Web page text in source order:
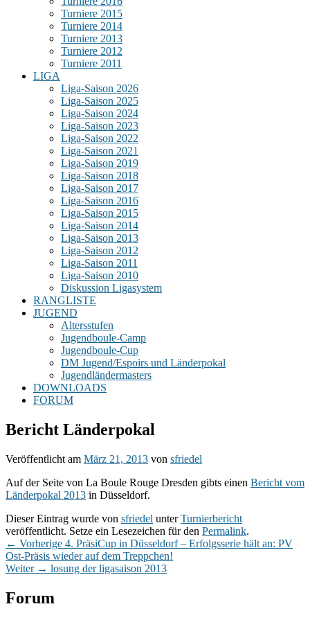
Turniere 2015
Turniere 2014
Turniere 2013
Turniere 2012
Turniere 2011
LIGA
Liga-Saison 2026
Liga-Saison 2025
Liga-Saison 2024
Liga-Saison 2023
Liga-Saison 2022
Liga-Saison 2021
Liga-Saison 2019
Liga-Saison 2018
Liga-Saison 2017
Liga-Saison 2016
Liga-Saison 2015
Liga-Saison 2014
Liga-Saison 2013
Liga-Saison 2012
Liga-Saison 2011
Liga-Saison 2010
Diskussion Ligasystem
RANGLISTE
JUGEND
Altersstufen
Jugendboule-Camp
Jugendboule-Cup
DM Jugend/Espoirs und Länderpokal
Jugendländermasters
DOWNLOADS
FORUM
Bericht Länderpokal
Veröffentlicht am März 21, 2013 von sfriedel
Auf der Seite von La Boule Rouge Dresden gibts einen Bericht vom
Länderpokal 2013 in Düsseldorf.
Dieser Eintrag wurde von sfriedel unterTurnierbericht
veröffentlicht. Setze ein Lesezeichen für den Permalink.
Beitragsnavigation
← Vorherige Vorheriger
Beitrag:
4. PräsiCup in Düsseldorf – Erfolgsserie hält an: PV
Ost-Präsis wieder auf dem Treppchen!
Weiter → Nächster
losung der ligasaison 2013
Primärer
Forum